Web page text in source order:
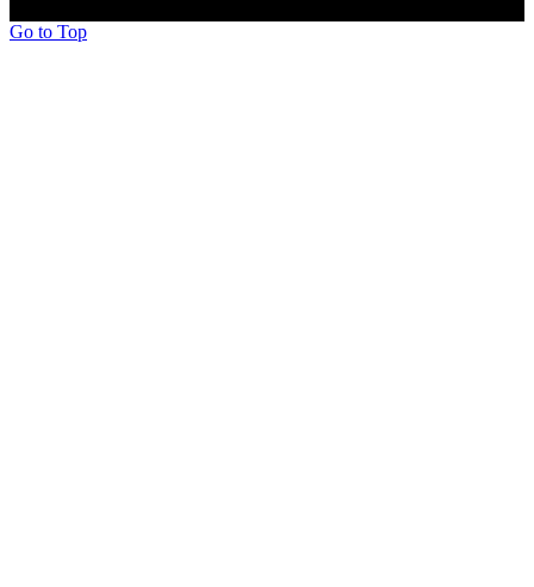
Go to Top